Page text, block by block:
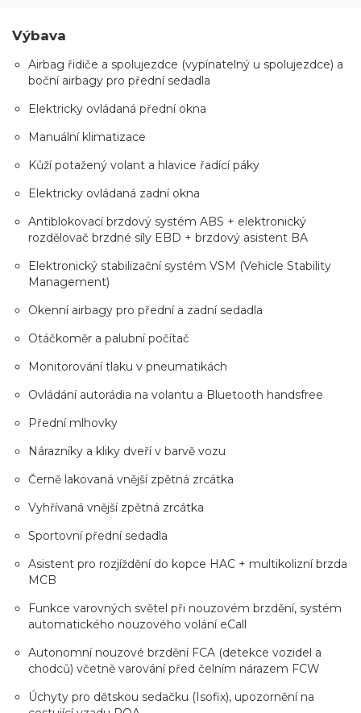
Výbava
Airbag řidiče a spolujezdce (vypínatelný u spolujezdce) a
boční airbagy pro přední sedadla
Elektricky ovládaná přední okna
Manuální klimatizace
Kůží potažený volant a hlavice řadící páky
Elektricky ovládaná zadní okna
Antiblokovací brzdový systém ABS + elektronický
rozdělovač brzdné síly EBD + brzdový asistent BA
Elektronický stabilizační systém VSM (Vehicle Stability
Management)
Okenní airbagy pro přední a zadní sedadla
Otáčkoměr a palubní počítač
Monitorování tlaku v pneumatikách
Ovládání autorádia na volantu a Bluetooth handsfree
Přední mlhovky
Nárazníky a kliky dveří v barvě vozu
Černě lakovaná vnější zpětná zrcátka
Vyhřívaná vnější zpětná zrcátka
Sportovní přední sedadla
Asistent pro rozjíždění do kopce HAC + multikolizní brzda
MCB
Funkce varovných světel při nouzovém brzdění, systém
automatického nouzového volání eCall
Autonomní nouzové brzdění FCA (detekce vozidel a
chodců) včetně varování před čelním nárazem FCW
Úchyty pro dětskou sedačku (Isofix), upozornění na